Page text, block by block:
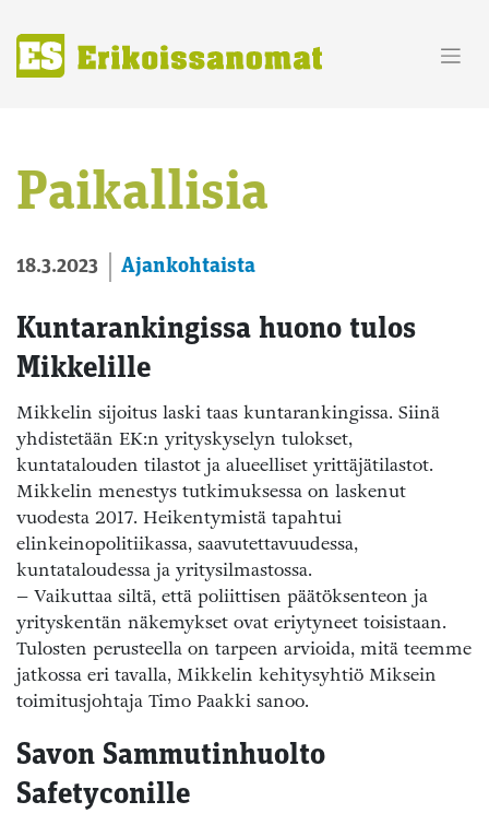
content
Paikallisia
18.3.2023 Ajankohtaista
Kuntarankingissa huono tulos
Mikkelille
Mikkelin sijoitus laski taas kuntarankingissa. Siinä
yhdistetään EK:n yrityskyselyn tulokset,
kuntatalouden tilastot ja alueelliset yrittäjätilastot.
Mikkelin menestys tutkimuksessa on laskenut
vuodesta 2017. Heikentymistä tapahtui
elinkeinopolitiikassa, saavutettavuudessa,
kuntataloudessa ja yritysilmastossa.
– Vaikuttaa siltä, että poliittisen päätöksenteon ja
yrityskentän näkemykset ovat eriytyneet toisistaan.
Tulosten perusteella on tarpeen arvioida, mitä teemme
jatkossa eri tavalla, Mikkelin kehitysyhtiö Miksein
toimitusjohtaja Timo Paakki sanoo.
Savon Sammutinhuolto
Safetyconille